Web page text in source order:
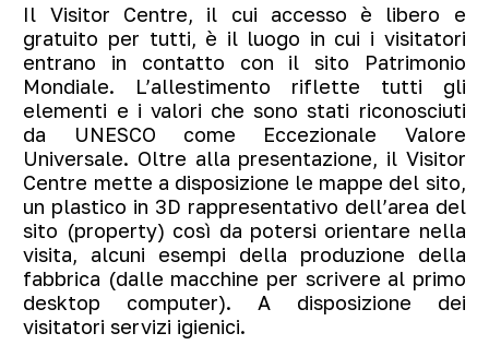
Il Visitor Centre, il cui accesso è libero e
gratuito per tutti, è il luogo in cui i visitatori
entrano in contatto con il sito Patrimonio
Mondiale. L’allestimento riflette tutti gli
elementi e i valori che sono stati riconosciuti
da UNESCO come Eccezionale Valore
Universale. Oltre alla presentazione, il Visitor
Centre mette a disposizione le mappe del sito,
un plastico in 3D rappresentativo dell’area del
sito (property) così da potersi orientare nella
visita, alcuni esempi della produzione della
fabbrica (dalle macchine per scrivere al primo
desktop computer). A disposizione dei
visitatori servizi igienici.